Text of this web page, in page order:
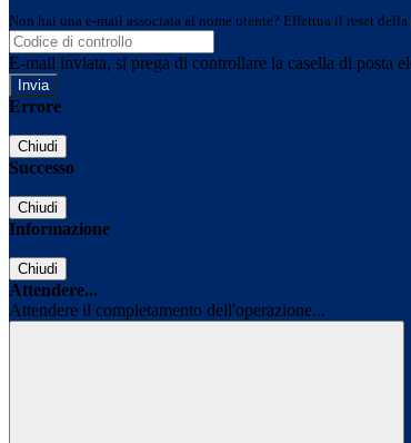
Non hai una e-mail associata al nome utente? Effettua il reset
E-mail inviata, si prega di controllare la casella di posta
Errore
Chiudi
Successo
Chiudi
Informazione
Chiudi
Attendere...
Attendere il completamento dell'operazione...